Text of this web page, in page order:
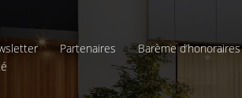
Partenaires
Barème d’honoraires